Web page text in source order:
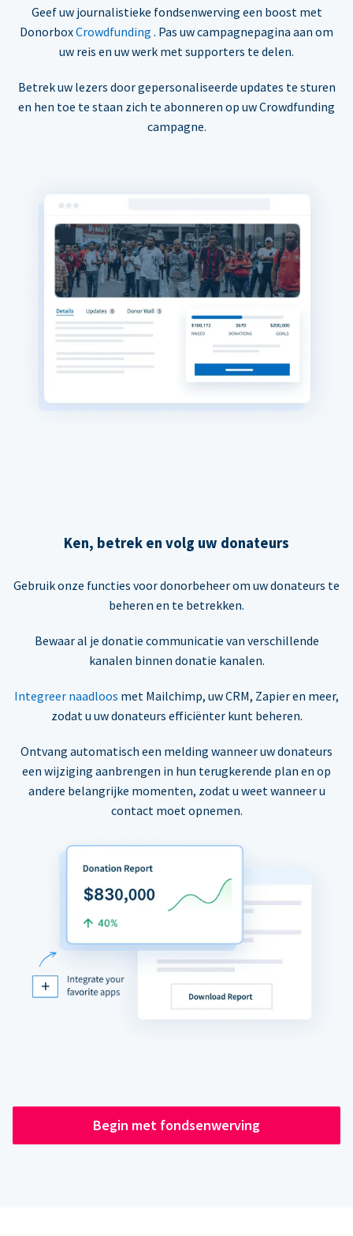
Geef uw journalistieke fondsenwerving een boost met
DonorboxCrowdfunding . Pas uw campagnepagina aan om
uw reis en uw werk met supporters te delen.
Betrek uw lezers door gepersonaliseerde updates te sturen
en hen toe te staan zich te abonneren op uw Crowdfunding
campagne.
Ken, betrek en volg uw donateurs
Gebruik onze functies voor donorbeheer om uw donateurs te
beheren en te betrekken.
Bewaar al je donatie communicatie van verschillende
kanalen binnen donatie kanalen.
Integreer naadloos met Mailchimp, uw CRM, Zapier en meer,
zodat u uw donateurs efficiënter kunt beheren.
Ontvang automatisch een melding wanneer uw donateurs
een wijziging aanbrengen in hun terugkerende plan en op
andere belangrijke momenten, zodat u weet wanneer u
contact moet opnemen.
Begin met fondsenwerving